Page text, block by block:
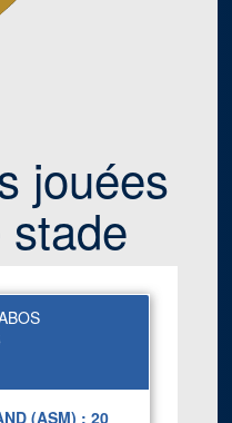
jouées
(ASM) : 20